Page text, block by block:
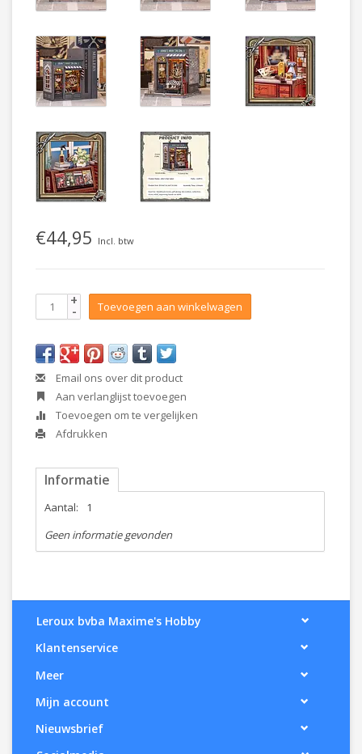
€44,95 Incl. btw
+
- Toevoegen aan winkelwagen
Email ons over dit product
Aan verlanglijst toevoegen
Toevoegen om te vergelijken
Afdrukken
Informatie
Aantal:
1
Geen informatie gevonden
Leroux bvba Maxime's Hobby
Klantenservice
Meer
Mijn account
Nieuwsbrief